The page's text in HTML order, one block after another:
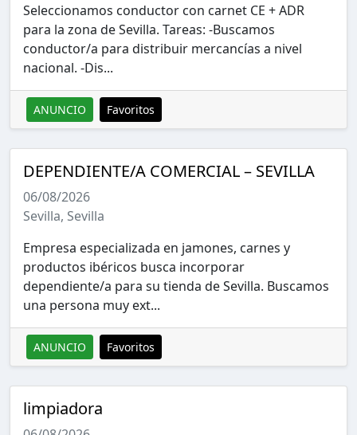
Seleccionamos conductor con carnet CE + ADR
para la zona de Sevilla. Tareas: -Buscamos
conductor/a para distribuir mercancías a nivel
nacional. -Dis...
ANUNCIO Favoritos
DEPENDIENTE/A COMERCIAL – SEVILLA
06/08/2026
Sevilla, Sevilla
Empresa especializada en jamones, carnes y
productos ibéricos busca incorporar
dependiente/a para su tienda de Sevilla. Buscamos
una persona muy ext...
ANUNCIO Favoritos
limpiadora